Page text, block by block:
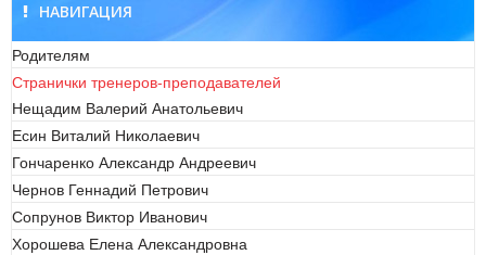
НАВИГАЦИЯ
Родителям
Странички тренеров-преподавателей
Нещадим Валерий Анатольевич
Есин Виталий Николаевич
Гончаренко Александр Андреевич
Чернов Геннадий Петрович
Сопрунов Виктор Иванович
Хорошева Елена Александровна